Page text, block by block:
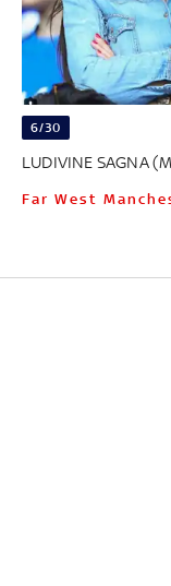
6/30
LUDIVINE SAGNA
Far West